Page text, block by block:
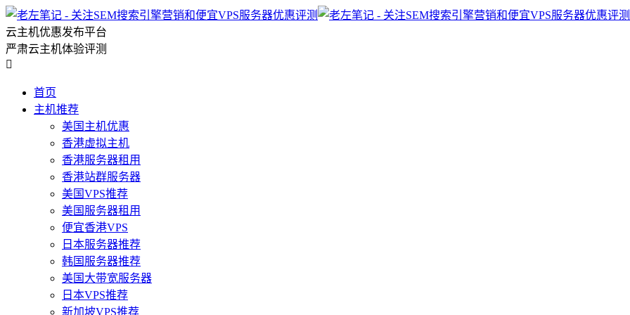
云主机优惠发布平台
严肃云主机体验评测

首页
主机推荐
美国主机优惠
香港虚拟主机
香港服务器租用
香港站群服务器
美国VPS推荐
美国服务器租用
便宜香港VPS
日本服务器推荐
韩国服务器推荐
美国大带宽服务器
日本VPS推荐
新加坡VPS推荐